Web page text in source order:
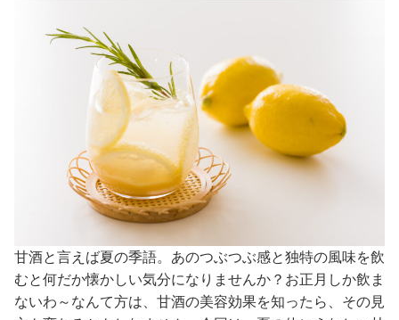
甘酒と言えば夏の季語。あのつぶつぶ感と独特の風味を飲
むと何だか懐かしい気分になりませんか？お正月しか飲ま
ないわ～なんて方は、甘酒の美容効果を知ったら、その見